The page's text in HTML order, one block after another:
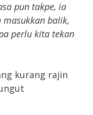
pun takpe, ia
balik,
perlu kita tekan
kurang rajin